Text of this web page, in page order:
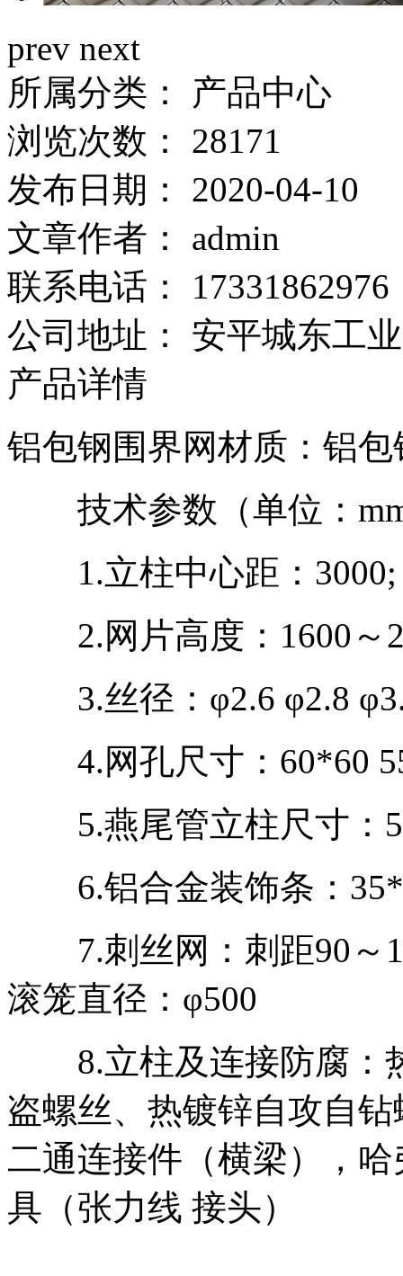
prev next
所属分类：
产品中心
浏览次数：
28171
发布日期：
2020-04-10
文章作者：
admin
联系电话：
17331862976
公司地址：
安平城东工
产品详情
铝包钢围界网材质：铝
技术参数（单位：
1.立柱中心距：3000;
2.网片高度：1600～
3.丝径：φ2.6 φ2.8
4.网孔尺寸：60*60
5.燕尾管立柱尺寸：
6.铝合金装饰条：
7.刺丝网：刺距90～
滚笼直径：φ500
8.立柱及连接防腐：
盗螺丝、热镀锌自攻自
二通连接件（横梁），
具（张力线 接头）